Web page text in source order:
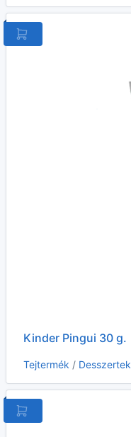
Kinder Pingui 30 g.
Tejtermék / Desszertek